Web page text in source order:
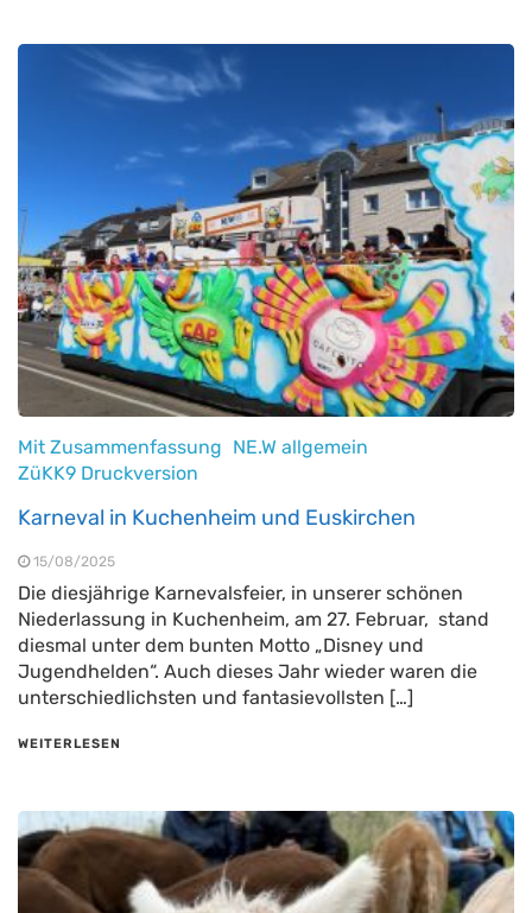
Mit Zusammenfassung NE.W allgemein
ZüKK9 Druckversion
Karneval in Kuchenheim und Euskirchen
15/08/2025
Die diesjährige Karnevalsfeier, in unserer schönen
Niederlassung in Kuchenheim, am 27. Februar, stand
diesmal unter dem bunten Motto „Disney und
Jugendhelden“. Auch dieses Jahr wieder waren die
unterschiedlichsten und fantasievollsten […]
WEITERLESEN